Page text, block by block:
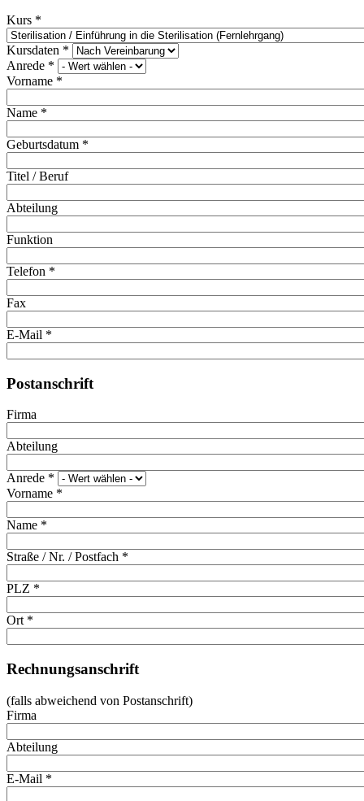
Kurs *
Kursdaten *
Anrede *
Vorname *
Name *
Geburtsdatum *
Titel / Beruf
Abteilung
Funktion
Telefon *
Fax
E-Mail *
Postanschrift
Firma
Abteilung
Anrede *
Vorname *
Name *
Straße / Nr. / Postfach *
PLZ *
Ort *
Rechnungsanschrift
(falls abweichend von Postanschrift)
Firma
Abteilung
E-Mail *